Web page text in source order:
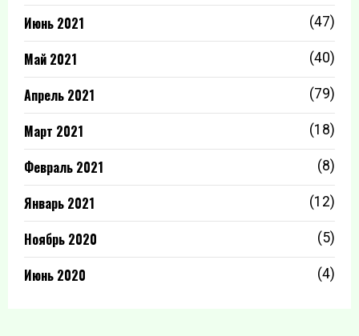
Июнь 2021 (47)
Май 2021 (40)
Апрель 2021 (79)
Март 2021 (18)
Февраль 2021 (8)
Январь 2021 (12)
Ноябрь 2020 (5)
Июнь 2020 (4)